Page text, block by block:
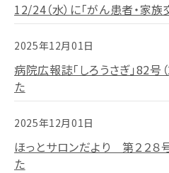
12/24（水）に「がん患者・家
2025年12月01日
病院広報誌「しろうさぎ」82号
た
2025年12月01日
ほっとサロンだより 第２２８
た